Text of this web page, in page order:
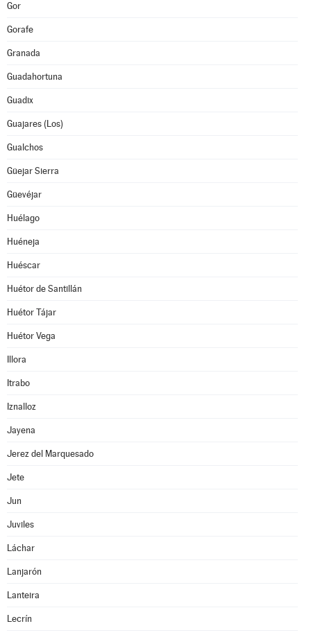
Gor
Gorafe
Granada
Guadahortuna
Guadix
Guajares (Los)
Gualchos
Güejar Sierra
Güevéjar
Huélago
Huéneja
Huéscar
Huétor de Santillán
Huétor Tájar
Huétor Vega
Illora
Itrabo
Iznalloz
Jayena
Jerez del Marquesado
Jete
Jun
Juviles
Láchar
Lanjarón
Lanteira
Lecrín